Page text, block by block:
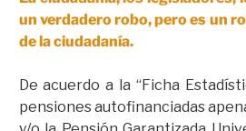
un verdadero robo, pero es un
de la ciudadanía.
De acuerdo a la “Ficha
pensiones autofinanciadas